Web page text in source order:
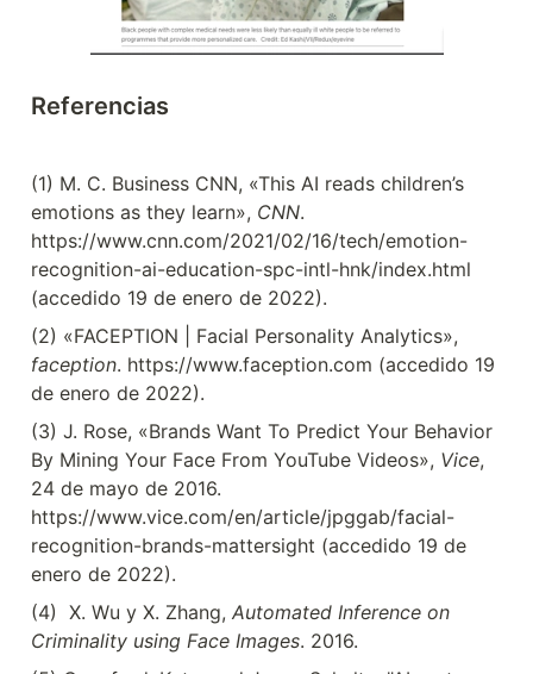
Referencias
(1) M. C. Business CNN, «This AI reads children’s
emotions as they learn», CNN.
https://www.cnn.com/2021/02/16/tech/emotion-
recognition-ai-education-spc-intl-hnk/index.html
(accedido 19 de enero de 2022).
faception. https://www.faception.com (accedido 19
de enero de 2022).
(3) J. Rose, «Brands Want To Predict Your Behavior
By Mining Your Face From YouTube Videos», Vice,
24 de mayo de 2016.
https://www.vice.com/en/article/jpggab/facial-
recognition-brands-mattersight (accedido 19 de
enero de 2022).
(4)  X. Wu y X. Zhang, Automated Inference on
Criminality using Face Images. 2016.